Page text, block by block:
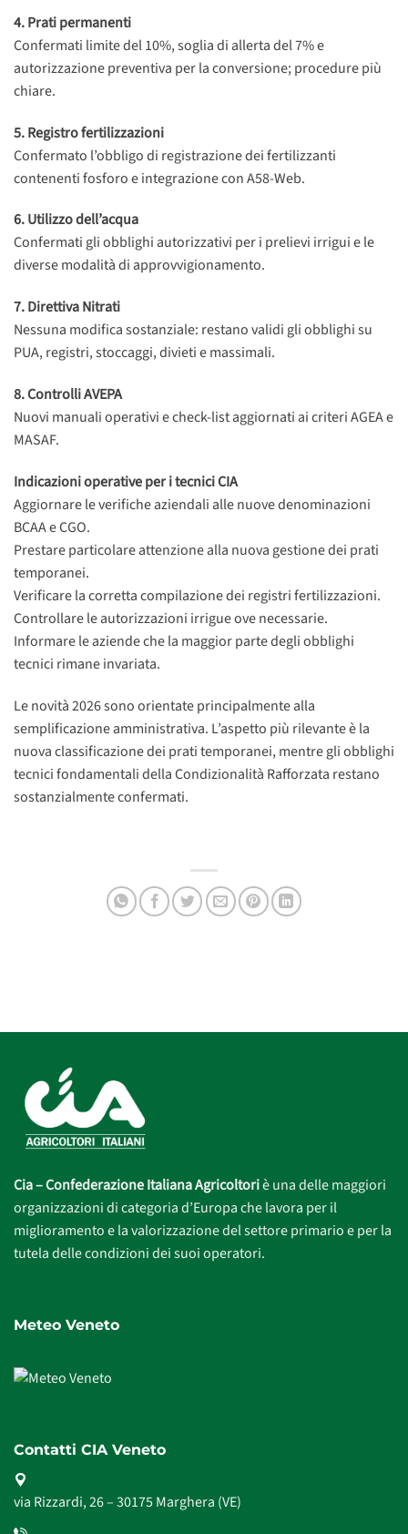
4. Prati permanenti
Confermati limite del 10%, soglia di allerta del 7% e
autorizzazione preventiva per la conversione; procedure più
chiare.
5. Registro fertilizzazioni
Confermato l’obbligo di registrazione dei fertilizzanti
contenenti fosforo e integrazione con A58-Web.
6. Utilizzo dell’acqua
Confermati gli obblighi autorizzativi per i prelievi irrigui e le
diverse modalità di approvvigionamento.
7. Direttiva Nitrati
Nessuna modifica sostanziale: restano validi gli obblighi su
PUA, registri, stoccaggi, divieti e massimali.
8. Controlli AVEPA
Nuovi manuali operativi e check-list aggiornati ai criteri AGEA e
MASAF.
Indicazioni operative per i tecnici CIA
Aggiornare le verifiche aziendali alle nuove denominazioni
BCAA e CGO.
Prestare particolare attenzione alla nuova gestione dei prati
temporanei.
Verificare la corretta compilazione dei registri fertilizzazioni.
Controllare le autorizzazioni irrigue ove necessarie.
Informare le aziende che la maggior parte degli obblighi
tecnici rimane invariata.
Le novità 2026 sono orientate principalmente alla
semplificazione amministrativa. L’aspetto più rilevante è la
nuova classificazione dei prati temporanei, mentre gli obblighi
tecnici fondamentali della Condizionalità Rafforzata restano
sostanzialmente confermati.
Cia – Confederazione Italiana Agricoltoriè una delle maggiori
organizzazioni di categoria d’Europa che lavora per il
miglioramento e la valorizzazione del settore primario e per la
tutela delle condizioni dei suoi operatori.
Meteo Veneto
Contatti CIA Veneto
via Rizzardi, 26 – 30175 Marghera (VE)